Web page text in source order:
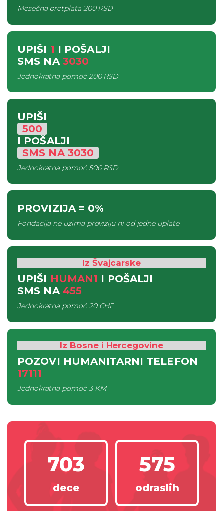
Mesečna pretplata200 RSD
UPIŠI 1 I POŠALJI
SMS NA 3030
Jednokratna pomoć200 RSD
UPIŠI
500
I POŠALJI
SMS NA3030
Jednokratna pomoć500 RSD
PROVIZIJA= 0%
Fondacija ne uzima proviziju ni od jedne uplate
Iz Švajcarske
UPIŠI HUMAN1 I POŠALJI
SMS NA 455
Jednokratna pomoć20 CHF
Iz Bosne i Hercegovine
POZOVI HUMANITARNI TELEFON
17111
Jednokratna pomoć3 KM
703
dece
575
odraslih